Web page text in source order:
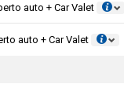
auto + Car Valet
auto + Car Valet